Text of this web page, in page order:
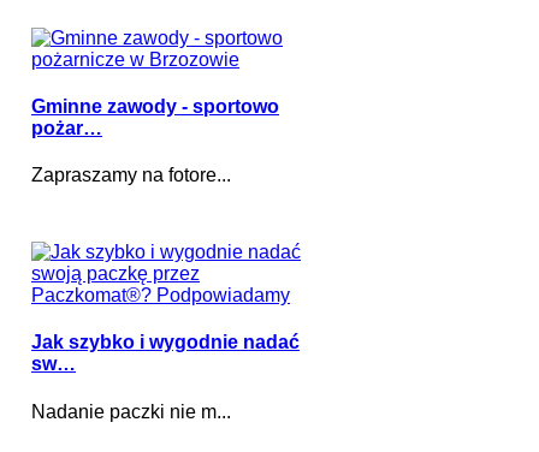
Gminne zawody - sportowo
pożar…
Zapraszamy na fotore...
Jak szybko i wygodnie nadać
sw…
Nadanie paczki nie m...